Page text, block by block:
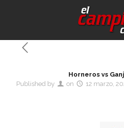
Horneros vs
Published by
on 12 marzo,